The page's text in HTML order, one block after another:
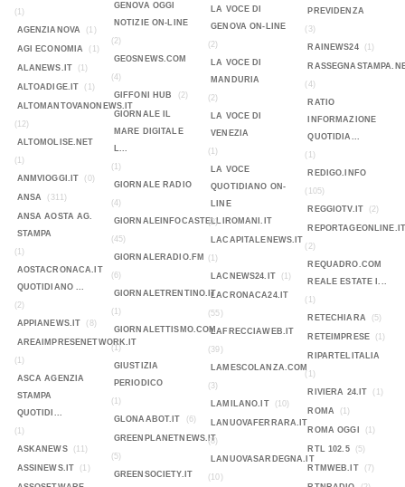
(1)
AGENZIANOVA
(1)
AGI ECONOMIA (1)
ALANEWS.IT (1)
ALTOADIGE.IT (1)
ALTOMANTOVANONEWS.IT
(12)
ALTOMOLISE.NET
(1)
ANMVIOGGI.IT
(0)
ANSA (311)
ANSA AOSTA AG.
STAMPA
(1)
AOSTACRONACA.IT
QUOTIDIANO ...
(2)
APPIANEWS.IT
(8)
AREAIMPRESENETWORK.IT
(1)
ASCA AGENZIA
STAMPA
QUOTIDI...
(1)
ASKANEWS
(11)
ASSINEWS.IT (1)
GENOVA OGGI
NOTIZIE ON-LINE
(2)
GEOSNEWS.COM
(4)
GIFFONI HUB
(2)
GIORNALE IL
MARE DIGITALE
L...
(1)
GIORNALE RADIO
(4)
GIORNALEINFOCASTELLIROMANI.IT
(45)
GIORNALERADIO.FM
(6)
GIORNALETRENTINO.IT
(1)
GIORNALETTISMO.COM
(1)
GIUSTIZIA
PERIODICO
(1)
GLONAABOT.IT
(6)
GREENPLANETNEWS.IT
(5)
GREENSOCIETY.IT
LA VOCE DI
GENOVA ON-LINE
(2)
LA VOCE DI
MANDURIA
(2)
LA VOCE DI
VENEZIA
(1)
LA VOCE
QUOTIDIANO ON-
LINE
(2)
LACAPITALENEWS.IT
(1)
LACNEWS24.IT
(1)
LACRONACA24.IT
(55)
LAFRECCIAWEB.IT
(39)
LAMESCOLANZA.COM
(3)
LAMILANO.IT
(10)
LANUOVAFERRARA.IT
(8)
LANUOVASARDEGNA.IT
(10)
PREVIDENZA
(3)
RAINEWS24
(1)
(4)
RATIO
INFORMAZIONE
QUOTIDIA...
(1)
REDIGO.INFO
(105)
REGGIOTV.IT
(2)
REPORTAGEONLINE.IT
(2)
REQUADRO.COM
REALE ESTATE I...
(1)
RETECHIARA
(5)
RETEIMPRESE (1)
RIPARTELITALIA
(1)
RIVIERA 24.IT
(1)
ROMA (1)
ROMA OGGI (1)
RTL 102.5 (5)
RTMWEB.IT (7)